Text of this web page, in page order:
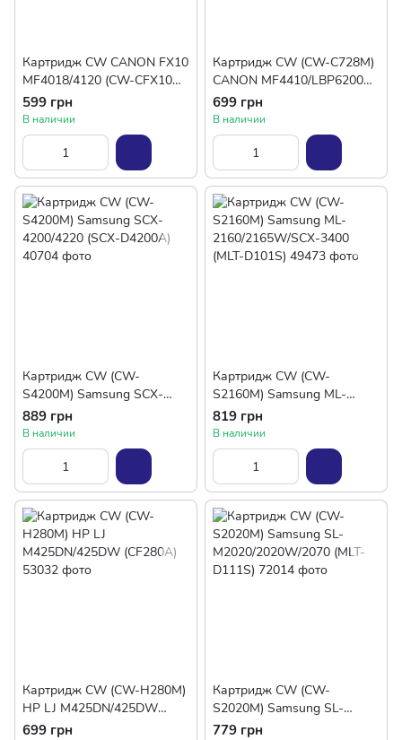
Картридж CW CANON FX10
MF4018/4120 (CW-CFX10M)
(Canon 703/FX9/FX10)
599 грн
В наличии
Картридж CW (CW-C728M)
CANON MF4410/LBP6200
Universal (Canon
726/728/CE278A)
699 грн
В наличии
Картридж CW (CW-
S4200M) Samsung SCX-
4200/4220 (SCX-D4200A)
889 грн
В наличии
Картридж CW (CW-
S2160M) Samsung ML-
2160/2165W/SCX-3400
(MLT-D101S)
819 грн
В наличии
Картридж CW (CW-H280M)
HP LJ M425DN/425DW
(CF280A)
699 грн
Картридж CW (CW-
S2020M) Samsung SL-
M2020/2020W/2070 (MLT-
779 грн